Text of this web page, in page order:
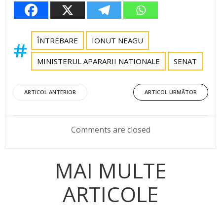
ÎNTREBARE IONUT NEAGU
MINISTERUL APARARII NATIONALE SENAT
Post
navigation
ARTICOL ANTERIOR
Post
navigation
ARTICOL URMĂTOR
Comments are closed
MAI MULTE
ARTICOLE